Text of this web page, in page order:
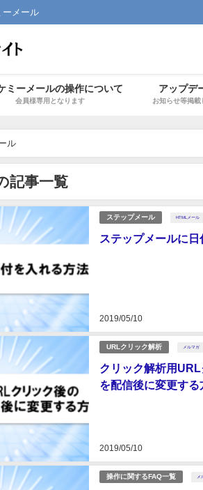
ーメール
ミーメールの操作について
会員様専用となります
アップデ
お知らせ等掲載
ル
記事一覧
ステップメール HTMLメール
ステップメールに
2019/05/10
URLクリック解析 メルマガ
クリック解析用URL
を配信後に変更する
2019/05/10
操作に関するFAQ一覧 メ